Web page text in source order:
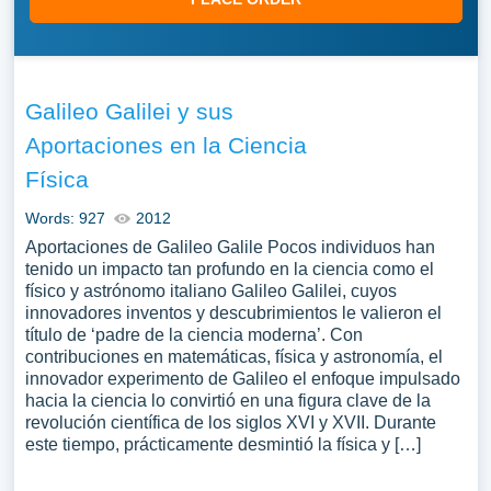
Galileo Galilei y sus
Aportaciones en la Ciencia
Física
Words: 927 2012
Aportaciones de Galileo Galile Pocos individuos han
tenido un impacto tan profundo en la ciencia como el
físico y astrónomo italiano Galileo Galilei, cuyos
innovadores inventos y descubrimientos le valieron el
título de ‘padre de la ciencia moderna’. Con
contribuciones en matemáticas, física y astronomía, el
innovador experimento de Galileo el enfoque impulsado
hacia la ciencia lo convirtió en una figura clave de la
revolución científica de los siglos XVI y XVII. Durante
este tiempo, prácticamente desmintió la física y […]